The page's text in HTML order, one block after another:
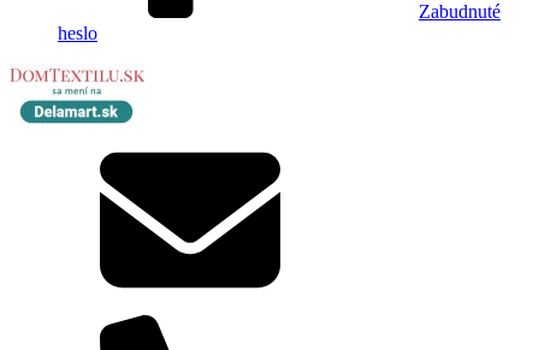
Zabudnuté
heslo